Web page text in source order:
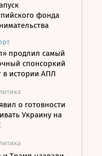
фонда
продлил самый
спонсоркий
в истории АПЛ
о готовности
Украину на